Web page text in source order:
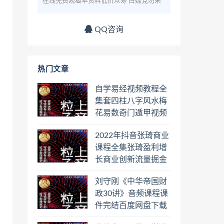
QQ咨询
热门文章
自学易经视频教程全
集套四柱八字风水梅
花易数奇门遁甲视频
日罗盘教程百度云网
盘会员
2022年抖音张琦商业
课程全集张琦盈利增
长商业创新流量掘金
盘下载学习
刘守刚《中华帝国财
政30讲》音频课程课
件完结百度网盘下载